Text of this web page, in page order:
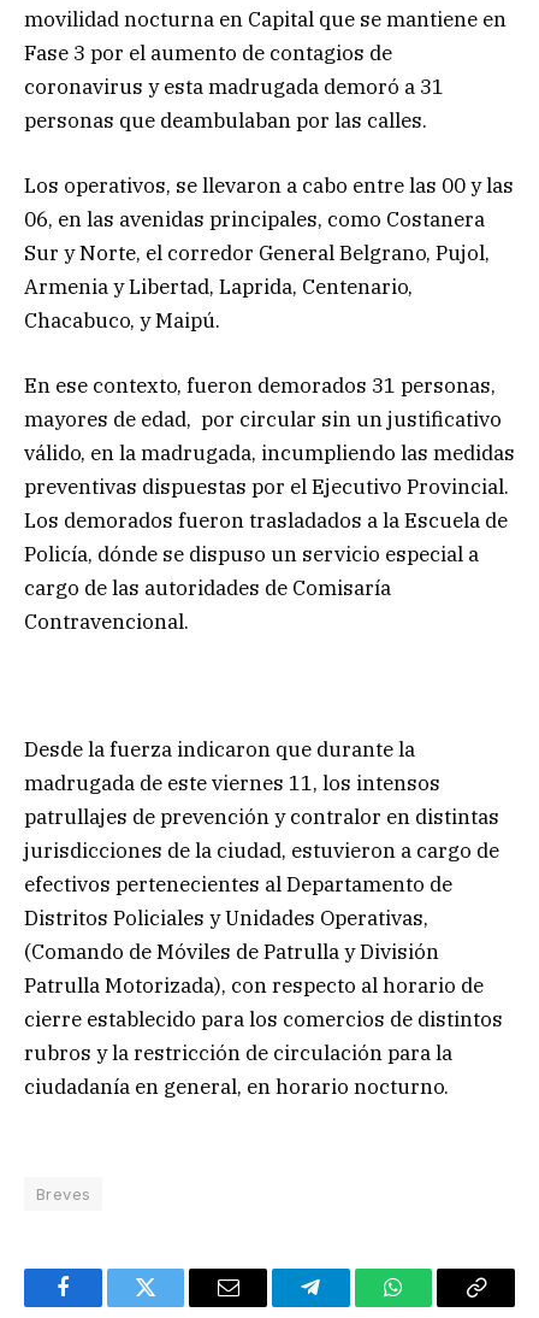
movilidad nocturna en Capital que se mantiene en
Fase 3 por el aumento de contagios de
coronavirus y esta madrugada demoró a 31
personas que deambulaban por las calles.
Los operativos, se llevaron a cabo entre las 00 y las
06, en las avenidas principales, como Costanera
Sur y Norte, el corredor General Belgrano, Pujol,
Armenia y Libertad, Laprida, Centenario,
Chacabuco, y Maipú.
En ese contexto, fueron demorados 31 personas,
mayores de edad, por circular sin un justificativo
válido, en la madrugada, incumpliendo las medidas
preventivas dispuestas por el Ejecutivo Provincial.
Los demorados fueron trasladados a la Escuela de
Policía, dónde se dispuso un servicio especial a
cargo de las autoridades de Comisaría
Contravencional.
Desde la fuerza indicaron que durante la
madrugada de este viernes 11, los intensos
patrullajes de prevención y contralor en distintas
jurisdicciones de la ciudad, estuvieron a cargo de
efectivos pertenecientes al Departamento de
Distritos Policiales y Unidades Operativas,
(Comando de Móviles de Patrulla y División
Patrulla Motorizada), con respecto al horario de
cierre establecido para los comercios de distintos
rubros y la restricción de circulación para la
ciudadanía en general, en horario nocturno.
Breves
FacebookTwitter Email TelegramWhatsAppCopy